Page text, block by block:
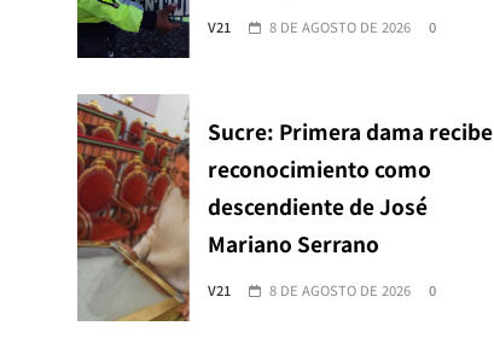
V21 8 DE AGOSTO DE 2026 0
Sucre: Primera dama recibe
reconocimiento como
descendiente de José
Mariano Serrano
V21 8 DE AGOSTO DE 2026 0